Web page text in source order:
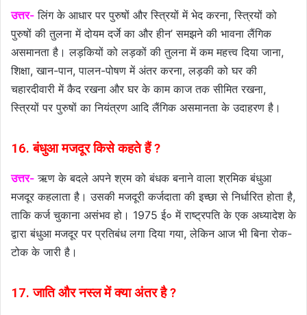
उत्तर- लिंग के आधार पर पुरुषों और स्त्रियों में भेद करना, स्त्रियों को
पुरुषों की तुलना में दोयम दर्जे का और हीन’ समझने की भावना लैंगिक
असमानता है। लड़कियों को लड़कों की तुलना में कम महत्त्व दिया जाना,
शिक्षा, खान-पान, पालन-पोषण में अंतर करना, लड़की को घर की
चहारदीवारी में कैद रखना और घर के काम काज तक सीमित रखना,
स्त्रियों पर पुरुषों का नियंत्रण आदि लैंगिक असमानता के उदाहरण है।
16. बंधुआ मजदूर किसे कहते हैं ?
उत्तर- ऋण के बदले अपने श्रम को बंधक बनाने वाला श्रमिक बंधुआ
मजदूर कहलाता है। उसकी मजदूरी कर्जदाता की इच्छा से निर्धारित होता है,
ताकि कर्ज चुकाना असंभव हो। 1975 ई० में राष्ट्रपति के एक अध्यादेश के
द्वारा बंधुआ मजदूर पर प्रतिबंध लगा दिया गया, लेकिन आज भी बिना रोक-
टोक के जारी है।
17. जाति और नस्ल में क्या अंतर है ?